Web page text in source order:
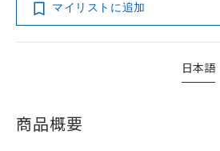
マイリストに追加
日本語
商品概要